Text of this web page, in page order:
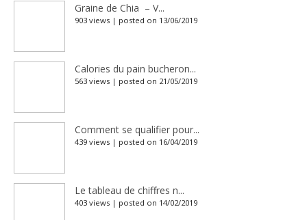
Graine de Chia – V...
903 views | posted on 13/06/2019
Calories du pain bucheron...
563 views | posted on 21/05/2019
Comment se qualifier pour...
439 views | posted on 16/04/2019
Le tableau de chiffres n...
403 views | posted on 14/02/2019